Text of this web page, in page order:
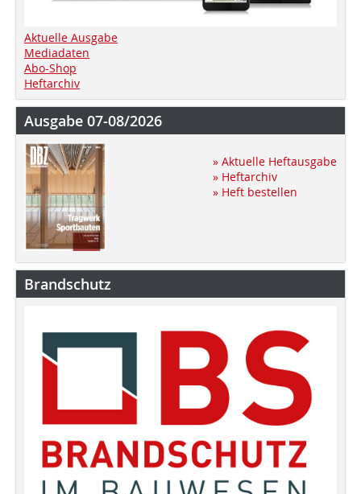
Aktuelle Ausgabe
Mediadaten
Abo-Shop
Heftarchiv
Ausgabe 07-08/2026
» Aktuelle Heftausgabe
» Heftarchiv
» Heft bestellen
Brandschutz